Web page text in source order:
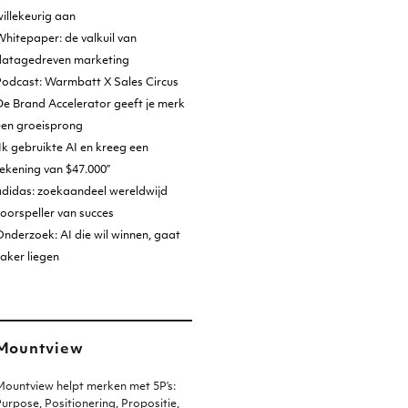
aan
de valkuil van
marketing
Warmbatt X Sales Circus
Brand Accelerator geeft je merk
groeisprong
gebruikte AI en kreeg een
van $47.000”
zoekaandeel wereldwijd
van succes
AI die wil winnen, gaat
liegen
helpt merken met 5P’s:
Positionering, Propositie,